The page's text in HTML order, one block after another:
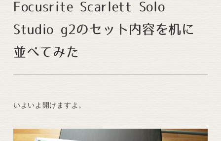
Focusrite Scarlett Solo
Studio g2のセット内容を机に
並べてみた
いよいよ開けますよ。